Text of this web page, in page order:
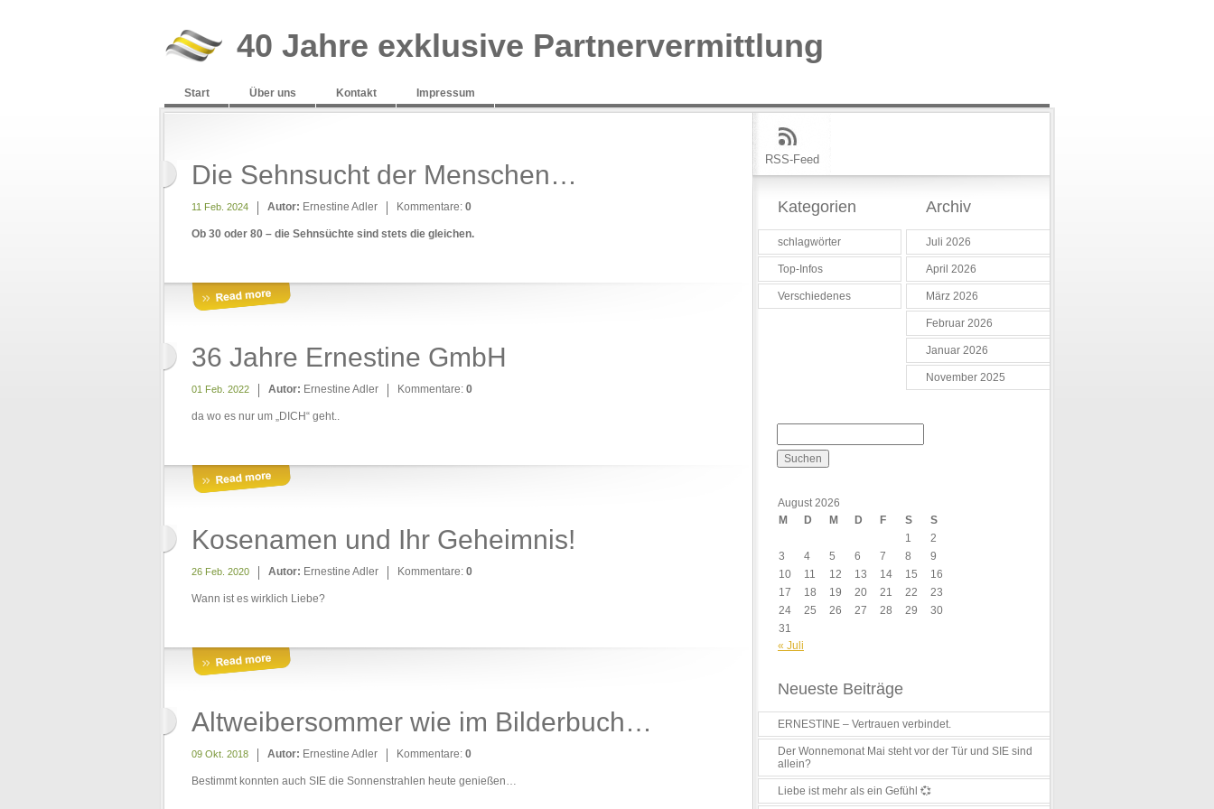
40 Jahre exklusive Partnervermittlung
Start Über uns Kontakt Impressum
Die Sehnsucht der Menschen…
11 Feb. 2024 Autor: Ernestine Adler Kommentare: 0
Ob 30 oder 80 – die Sehnsüchte sind stets die gleichen.
36 Jahre Ernestine GmbH
01 Feb. 2022 Autor: Ernestine Adler Kommentare: 0
da wo es nur um „DICH“ geht..
Kosenamen und Ihr Geheimnis!
26 Feb. 2020 Autor: Ernestine Adler Kommentare: 0
Wann ist es wirklich Liebe?
Altweibersommer wie im Bilderbuch…
09 Okt. 2018 Autor: Ernestine Adler Kommentare: 0
Bestimmt konnten auch SIE die Sonnenstrahlen heute genießen…
RSS-Feed
Kategorien
schlagwörter
Top-Infos
Verschiedenes
Archiv
Juli 2026
April 2026
März 2026
Februar 2026
Januar 2026
November 2025
August 2026
M
D M D F S
S
1
2
3
4 5 6 7 8
9
10
11 12 13 14 15
16
17
18 19 20 21 22
23
24
25 26 27 28 29
30
31
« Juli
Neueste Beiträge
ERNESTINE – Vertrauen verbindet.
Der Wonnemonat Mai steht vor der Tür und SIE sind
allein?
Liebe ist mehr als ein Gefühl 💞